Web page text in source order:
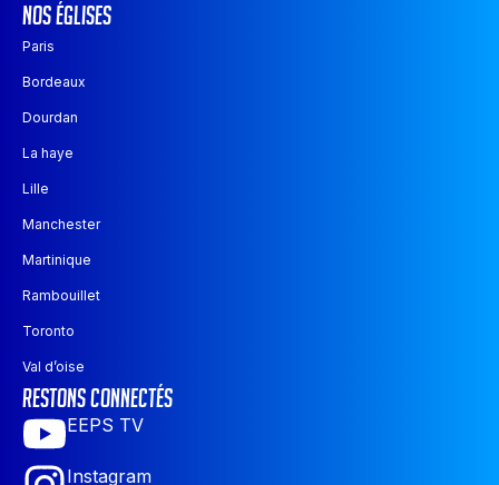
nos églises
Paris
Bordeaux
Dourdan
La haye
Lille
Manchester
Martinique
Rambouillet
Toronto
Val d’oise
restons connectés
EEPS TV
Instagram